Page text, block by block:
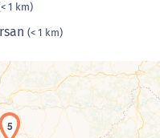
1 km)
(< 1 km)
5